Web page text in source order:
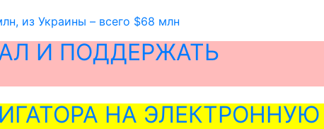
из Украины – всего $68 млн
И ПОДДЕРЖАТЬ
НА ЭЛЕКТРОННУЮ